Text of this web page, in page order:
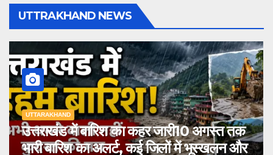
UTTRAKHAND NEWS
UTTARAKHAND
उत्तराखंड में बारिश का कहर जारी10 अगस्त तक
भारी बारिश का अलर्ट, कई जिलों में भूस्खलन और